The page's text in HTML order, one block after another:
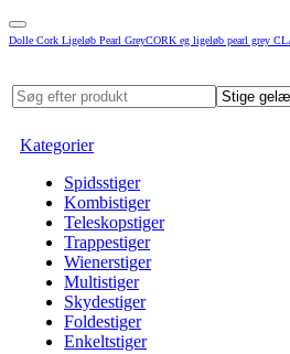
Dolle Cork Ligeløb Pearl GreyCORK eg ligeløb pearl grey
Kategorier
Spidsstiger
Kombistiger
Teleskopstiger
Trappestiger
Wienerstiger
Multistiger
Skydestiger
Foldestiger
Enkeltstiger